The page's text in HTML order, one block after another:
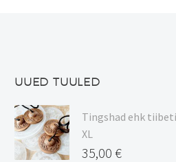
UUED TUULED
Tingshad ehk
XL
35,00 €